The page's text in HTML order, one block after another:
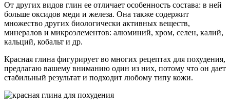
От других видов глин ее отличает особенность состава: в ней
больше оксидов меди и железа. Она также содержит
множество других биологически активных веществ,
минералов и микроэлементов: алюминий, хром, селен, калий,
кальций, кобальт и др.
Красная глина фигурирует во многих рецептах для похудения,
предлагаю вашему вниманию один из них, потому что он дает
стабильный результат и подходит любому типу кожи.